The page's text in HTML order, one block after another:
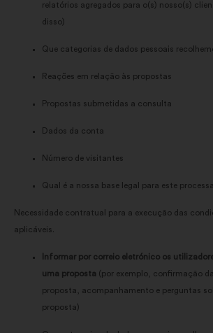
relatórios agregados para o(s) nosso(s)
disso)
Que categorias de dados pessoais
Reações em relação às propostas
Propostas submetidas a consulta
Dados da conta
Número de visitantes
Qual é a nossa base legal para este
Necessidade contratual para a execução das
aplicáveis.
Informar por correio eletrónico os
uma proposta (por exemplo, confirmação
proposta, acompanhamento e perguntas
proposta)